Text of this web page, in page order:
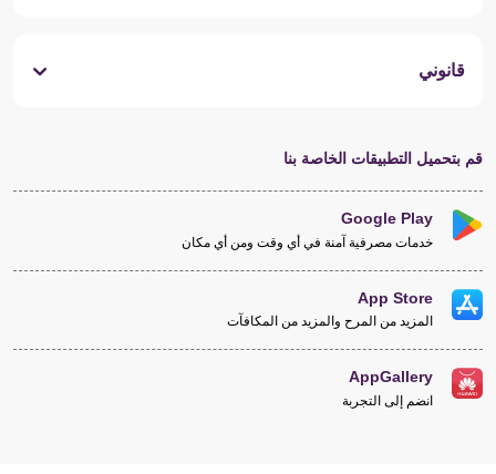
قانوني
قم بتحميل التطبيقات الخاصة بنا
Google Play
خدمات مصرفية آمنة في أي وقت ومن أي مكان
App Store
المزيد من المرح والمزيد من المكافآت
AppGallery
انضم إلى التجربة